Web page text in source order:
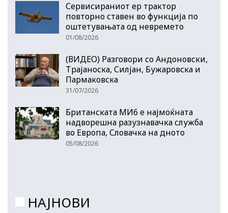
Сервисираниот ер трактор
повторно ставен во функција по
оштетувањата од невремето
01/08/2026
(ВИДЕО) Разговори со Андоновски,
Трајаноска, Силјан, Бужаровска и
Пармаковска
31/07/2026
Британската МИ6 е најмоќната
надворешна разузнавачка служба
во Европа, Словачка на дното
05/08/2026
НАЈНОВИ